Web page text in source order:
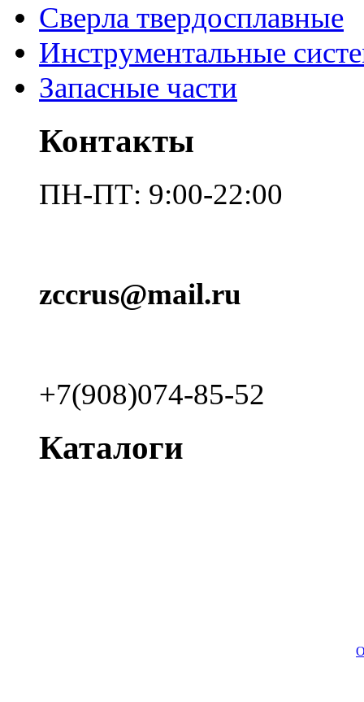
Сверла твердосплавные
Инструментальные
Запасные части
Контакты
ПН-ПТ: 9:00-22:00
zccrus@mail.ru
+7(908)074-85-52
Каталоги